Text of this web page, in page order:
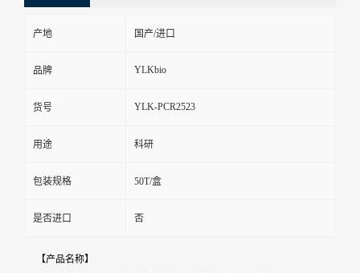
产地 国产/进口
品牌 YLKbio
货号 YLK-PCR2523
用途 科研
包装规格 50T/盒
是否进口 否
【产品名称】